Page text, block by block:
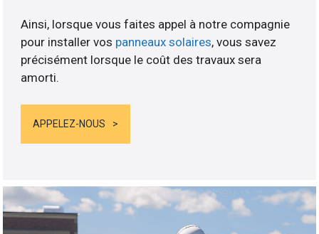
Ainsi, lorsque vous faites appel à notre compagnie
pour installer vos panneaux solaires, vous savez
précisément lorsque le coût des travaux sera
amorti.
APPELEZ-NOUS